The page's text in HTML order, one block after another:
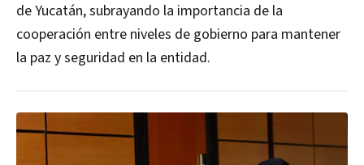
de Yucatán, subrayando la importancia de la
cooperación entre niveles de gobierno para mantener
la paz y seguridad en la entidad.